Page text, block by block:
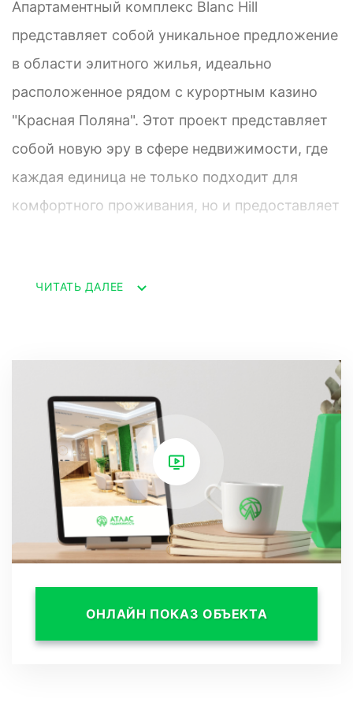
Апартаментный комплекс Blanc Hill
представляет собой уникальное предложение
в области элитного жилья, идеально
расположенное рядом с курортным казино
"Красная Поляна". Этот проект представляет
собой новую эру в сфере недвижимости, где
каждая единица не только подходит для
комфортного проживания, но и предоставляет
метров с качественным ремонтом, стильной
мебелью и современной бытовой техникой.
Эти апартаменты оснащены двуспальной
кроватью и дополнительным спальным
местом, создавая уютное и функциональное
пространство.
размер жилой площади варьируется от 21,1 до
ЧИТАТЬ ДАЛЕЕ
ОНЛАЙН ПОКАЗ ОБЪЕКТА